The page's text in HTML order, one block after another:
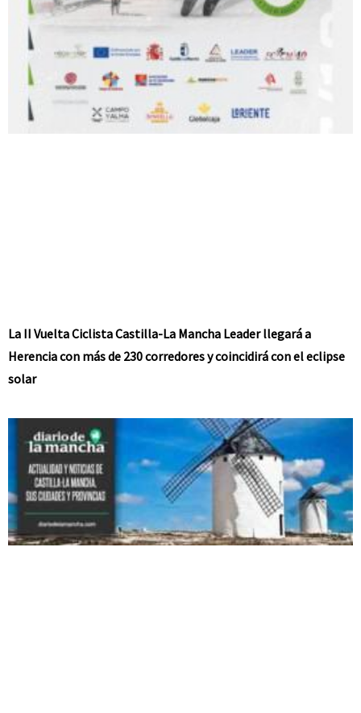
La II Vuelta Ciclista Castilla-La Mancha Leader llegará a
Herencia con más de 230 corredores y coincidirá con el eclipse
solar